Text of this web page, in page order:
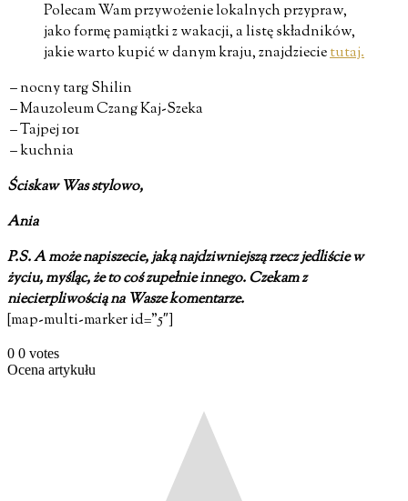
Polecam Wam przywożenie lokalnych przypraw,
jako formę pamiątki z wakacji, a listę składników,
jakie warto kupić w danym kraju, znajdziecietutaj.
– nocny targ Shilin
– Mauzoleum Czang Kaj-Szeka
– Tajpej 101
– kuchnia
Ściskaw Was stylowo,
Ania
P.S. A może napiszecie, jaką najdziwniejszą rzecz jedliście w
życiu, myśląc, że to coś zupełnie innego. Czekam z
niecierpliwością na Wasze komentarze.
[map-multi-marker id=”5″]
0 0 votes
Ocena artykułu